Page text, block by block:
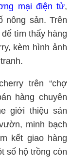
mại điện tử,
nông sản. Trên
tìm thấy hàng
kèm hình ảnh
trên “chợ
hàng chuyên
giới thiệu sản
minh bạch
kết giao hàng
số hộ trồng còn